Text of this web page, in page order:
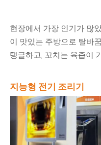
현장에서 가장 인기가 많
이 맛있는 주방으로 탈바
탱글하고, 꼬치는 육즙이
지능형 전기 조리기